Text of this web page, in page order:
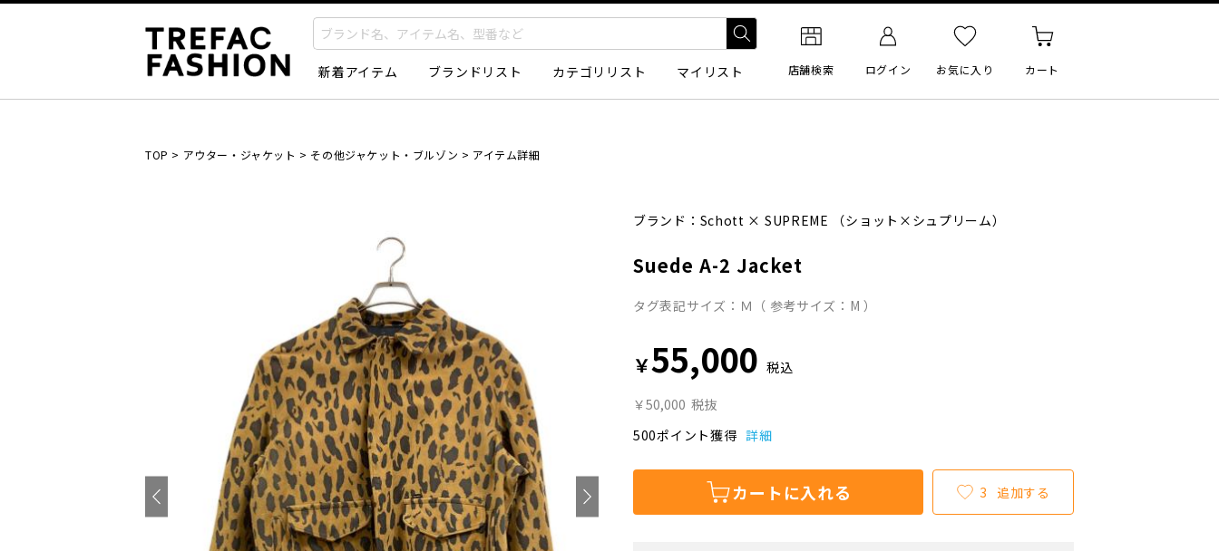
新着アイテム ブランドリスト カテゴリリスト マイリスト 店舗検索 ログイン お気に入り カート
TOP > アウター・ジャケット > その他ジャケット・ブルゾン > アイテム詳細
ブランド： Schott × SUPREME （ショット×シュプリーム）
Suede A-2 Jacket
タグ表記サイズ：Ｍ（ 参考サイズ：M ）
￥55,000 税込
￥50,000 税抜
500ポイント獲得 詳細
カートに入れる 3 追加する